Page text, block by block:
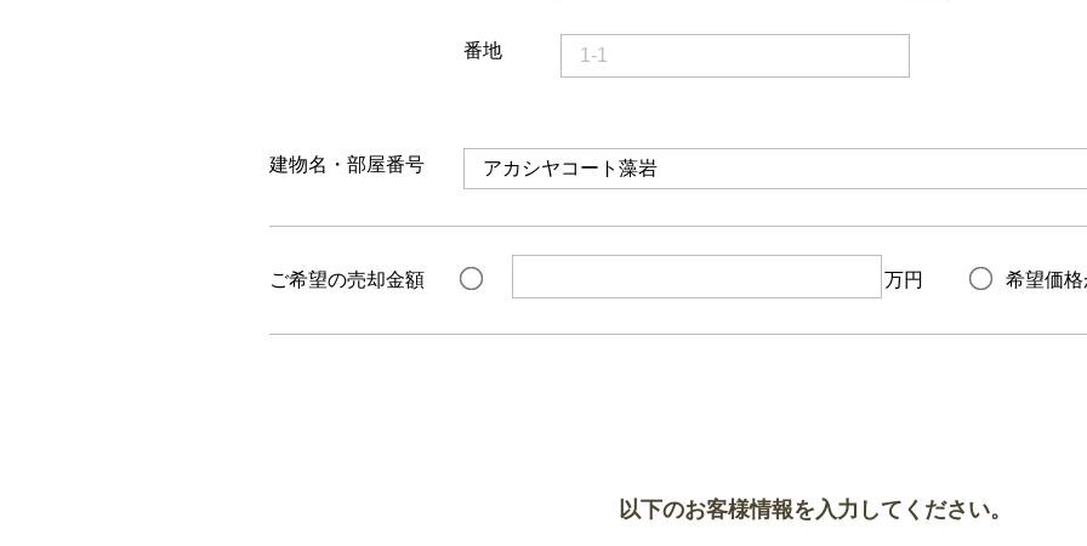
番地
建物名・部屋番号
ご希望の売却金額 万円 希望価
以下のお客様情報を入力してください。